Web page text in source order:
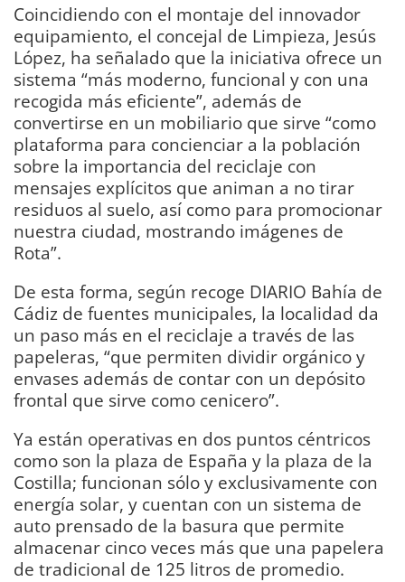
Coincidiendo con el montaje del innovador
equipamiento, el concejal de Limpieza, Jesús
López, ha señalado que la iniciativa ofrece un
sistema “más moderno, funcional y con una
recogida más eficiente”, además de
convertirse en un mobiliario que sirve “como
plataforma para concienciar a la población
sobre la importancia del reciclaje con
mensajes explícitos que animan a no tirar
residuos al suelo, así como para promocionar
nuestra ciudad, mostrando imágenes de
Rota”.
De esta forma, según recoge DIARIO Bahía de
Cádiz de fuentes municipales, la localidad da
un paso más en el reciclaje a través de las
papeleras, “que permiten dividir orgánico y
envases además de contar con un depósito
frontal que sirve como cenicero”.
Ya están operativas en dos puntos céntricos
como son la plaza de España y la plaza de la
Costilla; funcionan sólo y exclusivamente con
energía solar, y cuentan con un sistema de
auto prensado de la basura que permite
almacenar cinco veces más que una papelera
de tradicional de 125 litros de promedio.